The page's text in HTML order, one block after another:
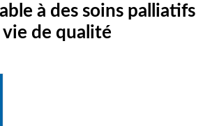
à des soins palliatifs
de qualité